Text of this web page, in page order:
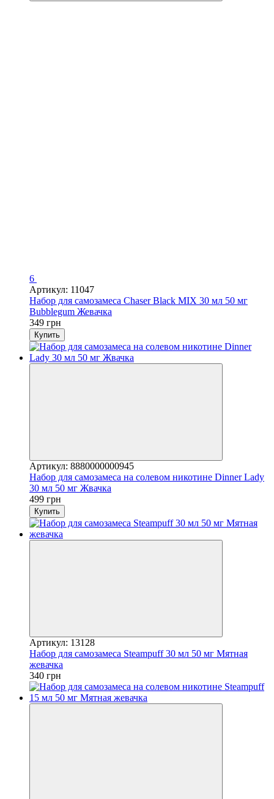
6
Артикул: 11047
Набор для самозамеса Chaser Black MIX 30 мл 50 мг
Bubblegum Жевачка
349 грн
Купить
Артикул: 8880000000945
Набор для самозамеса на солевом никотине Dinner Lady
30 мл 50 мг Жвачка
499 грн
Купить
Артикул: 13128
Набор для самозамеса Steampuff 30 мл 50 мг Мятная
жевачка
340 грн